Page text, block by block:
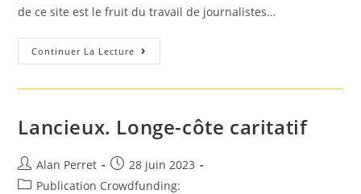
de ce site est le fruit du travail de journalistes…
Continuer La Lecture Un
Concert
Chœurs
Lancieux. Longe-côte caritatif
Auteur/autrice
de
Alan Perret
Post
published:
28 juin 2023
PostPublication Crowdfunding: